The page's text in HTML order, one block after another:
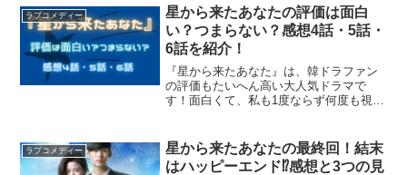
を紹介します！
ラブコメディー
星から来たあなたの評価は面白
い？つまらない？感想4話・5話・
6話を紹介！
『星から来たあなた』は、韓ドラファン
の評価もたいへん高い大人気ドラマで
す！面白くて、私も1度ならず何度も視聴
ていただけると思います！ぜひ、最後ま
でご覧になってくださいね...
ラブコメディー
星から来たあなたの最終回！結末
はハッピーエンド⁉感想と3つの見